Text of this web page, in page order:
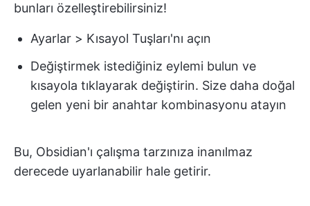
bunları özelleştirebilirsiniz!
Ayarlar > Kısayol Tuşları'nı açın
Değiştirmek istediğiniz eylemi bulun ve
kısayola tıklayarak değiştirin. Size daha doğal
gelen yeni bir anahtar kombinasyonu atayın
Bu, Obsidian'ı çalışma tarzınıza inanılmaz
derecede uyarlanabilir hale getirir.